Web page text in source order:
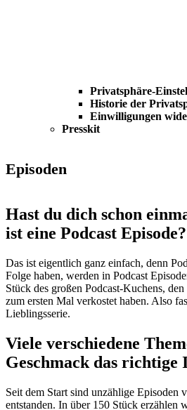
Privatsphäre-
Historie der
Einwilligungen
Presskit
Episoden
Hast du dich schon
ist eine Podcast Episode?
Das ist eigentlich ganz einfach, denn
Folge haben, werden in Podcast
Stück des großen Podcast-Kuchens,
zum ersten Mal verkostet haben. Also
Lieblingsserie.
Viele verschiedene
Geschmack das richtige
Seit dem Start sind unzählige Episoden
entstanden. In über 150 Stück erzählen